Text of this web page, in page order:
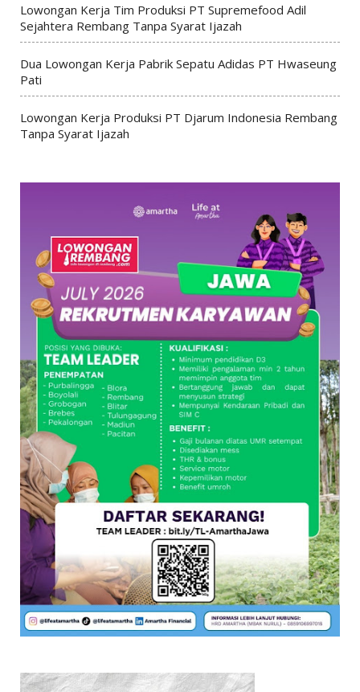
Lowongan Kerja Tim Produksi PT Supremefood Adil
Sejahtera Rembang Tanpa Syarat Ijazah
Dua Lowongan Kerja Pabrik Sepatu Adidas PT Hwaseung
Pati
Lowongan Kerja Produksi PT Djarum Indonesia Rembang
Tanpa Syarat Ijazah